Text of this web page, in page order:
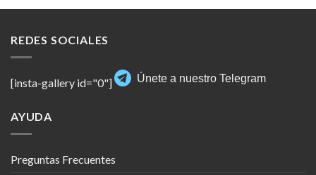
REDES SOCIALES
[insta-gallery id="0"] Únete a nuestro Telegram
AYUDA
Preguntas Frecuentes